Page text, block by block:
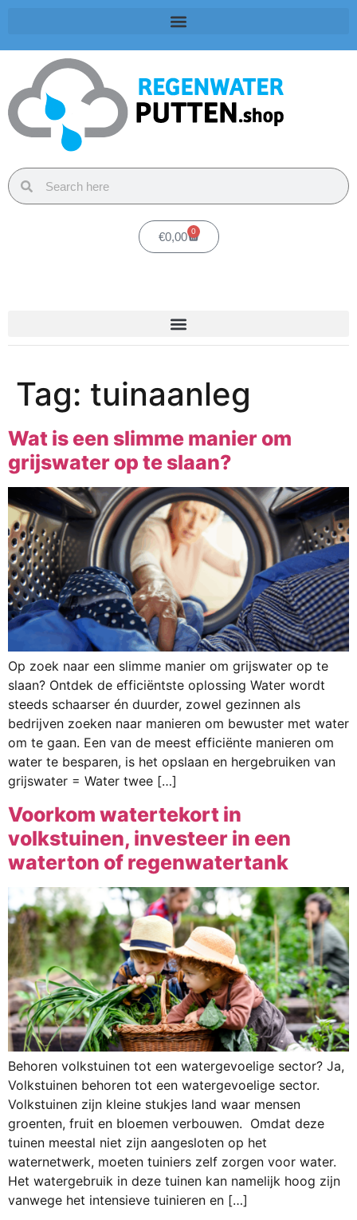
€0,00 0
Tag: tuinaanleg
Wat is een slimme manier om
grijswater op te slaan?
Op zoek naar een slimme manier om grijswater op te
slaan? Ontdek de efficiëntste oplossing Water wordt
steeds schaarser én duurder, zowel gezinnen als
bedrijven zoeken naar manieren om bewuster met water
om te gaan. Een van de meest efficiënte manieren om
water te besparen, is het opslaan en hergebruiken van
grijswater = Water twee […]
Voorkom watertekort in
volkstuinen, investeer in een
waterton of regenwatertank
Behoren volkstuinen tot een watergevoelige sector? Ja,
Volkstuinen behoren tot een watergevoelige sector.
Volkstuinen zijn kleine stukjes land waar mensen
groenten, fruit en bloemen verbouwen. Omdat deze
tuinen meestal niet zijn aangesloten op het
waternetwerk, moeten tuiniers zelf zorgen voor water.
Het watergebruik in deze tuinen kan namelijk hoog zijn
vanwege het intensieve tuinieren en […]